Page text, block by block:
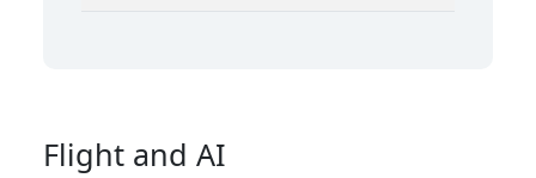
Flight and AI